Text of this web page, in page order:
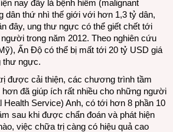
nay đây là bệnh hiểm (malignant
dân thứ nhì thế giới với hơn 1,3 tỷ dân,
đây, ung thư ngực có thể giết chết tới
trong năm 2012. Theo nghiên cứu
Ấn Độ có thể bị mất tới 20 tỷ USD giá
thư ngực.
được cải thiện, các chương trình tầm
đã giúp ích rất nhiều cho những người
Service) Anh, có tới hơn 8 phần 10
sau khi được chẩn đoán và phát hiện
việc chữa trị càng có hiệu quả cao